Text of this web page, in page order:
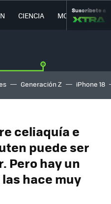
CIENCIA MOVILIDAD
Suscríbete a
Generación Z iPhone 18
celiaquía e
puede ser
Pero hay un
hace muy